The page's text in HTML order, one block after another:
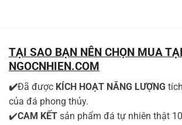
TẠI SAO BẠN NÊN CHỌN MUA TẠI
NGOCNHIEN.COM
✔️Đã được KÍCH HOẠT NĂNG LƯỢNG
của đá phong thủy.
✔️CAM KẾT sản phẩm đá tự nhiên thật